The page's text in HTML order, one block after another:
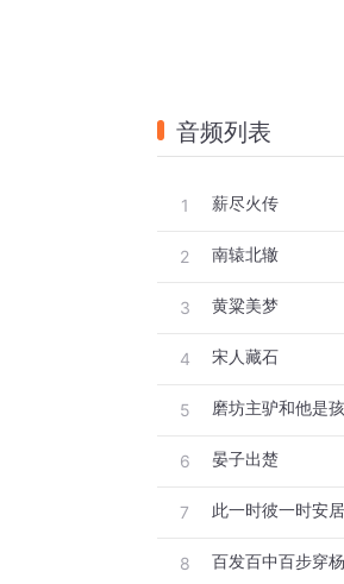
音频列表
1 薪尽火传
2 南辕北辙
3 黄粱美梦
4 宋人藏石
5 磨坊主驴和他是
6 晏子出楚
7 此一时彼一时安
8 百发百中百步穿